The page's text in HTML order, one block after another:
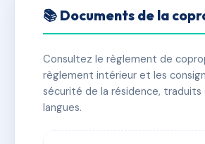
LE COTTAGE
✓ Immatriculée 🏠 38 lots 🏗 3
📞 Contacter Syndic Digital
📚 Documents de la
Consultez le règlement de
règlement intérieur et les
sécurité de la résidence, traduits
langues.